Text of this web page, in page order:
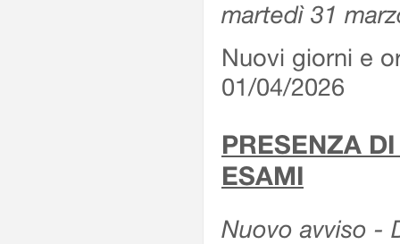
martedì 31
Nuovi giorni e
01/04/2026
PRESENZA
ESAMI
Nuovo avviso -